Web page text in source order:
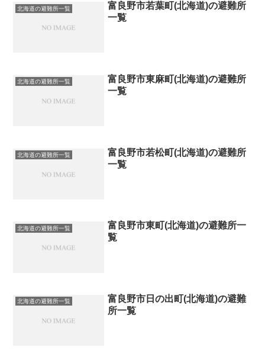
北海道の避難所一覧
富良野市若葉町(北海道)の避難所
一覧
北海道の避難所一覧
富良野市東麻町(北海道)の避難所
一覧
北海道の避難所一覧
富良野市若松町(北海道)の避難所
一覧
北海道の避難所一覧
富良野市東町(北海道)の避難所一
覧
北海道の避難所一覧
富良野市日の出町(北海道)の避難
所一覧